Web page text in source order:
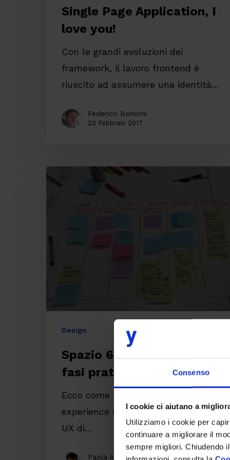
Consenso
I cookie ci aiutano a
Utilizziamo i cookie per
continuare a migliorare il
sempre migliori. Chiudendo
Single Page Application, I
love you!
Con le grandi evoluzioni dei
framework, il lavoro frontend è
riuscito ad assumere una identità…
Federico Bonomi
23 Febbraio 2017
Spazio
efficaci
pratiche
Design
Spazio 65+: le 5 efficaci
fasi pratiche
Ecco come si è svolto il progetto di
experience mapping svolto dal team
UX di…
Paola Avesani